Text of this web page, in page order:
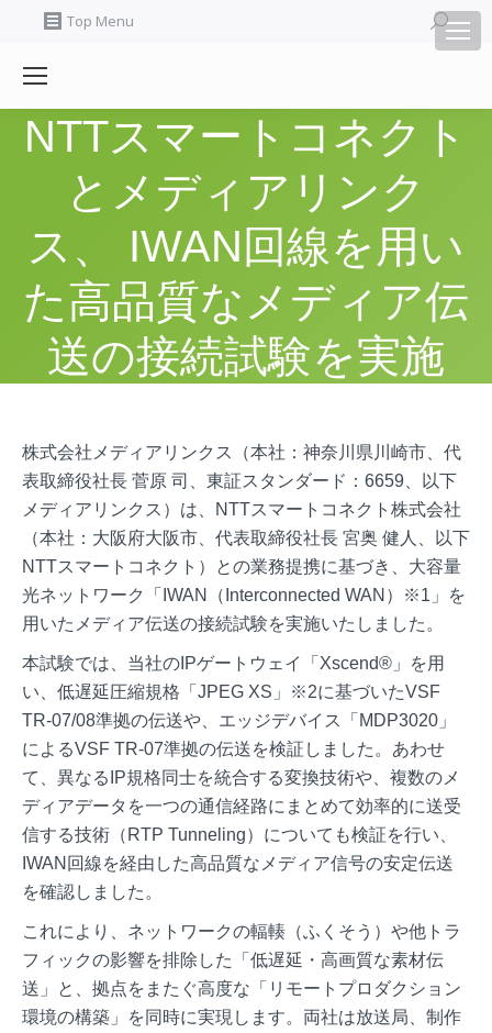
Top Menu Search:
NTTスマートコネクト
とメディアリンク
ス、 IWAN回線を用い
た高品質なメディア伝
送の接続試験を実施
株式会社メディアリンクス（本社：神奈川県川崎市、代
表取締役社長 菅原 司、東証スタンダード：6659、以下
メディアリンクス）は、NTTスマートコネクト株式会社
（本社：大阪府大阪市、代表取締役社長 宮奥 健人、以下
NTTスマートコネクト）との業務提携に基づき、大容量
光ネットワーク「IWAN（Interconnected WAN）※1」を
用いたメディア伝送の接続試験を実施いたしました。
本試験では、当社のIPゲートウェイ「Xscend®」を用
い、低遅延圧縮規格「JPEG XS」※2に基づいたVSF
TR-07/08準拠の伝送や、エッジデバイス「MDP3020」
によるVSF TR-07準拠の伝送を検証しました。あわせ
て、異なるIP規格同士を統合する変換技術や、複数のメ
ディアデータを一つの通信経路にまとめて効率的に送受
信する技術（RTP Tunneling）についても検証を行い、
IWAN回線を経由した高品質なメディア信号の安定伝送
を確認しました。
これにより、ネットワークの輻輳（ふくそう）や他トラ
フィックの影響を排除した「低遅延・高画質な素材伝
送」と、拠点をまたぐ高度な「リモートプロダクション
環境の構築」を同時に実現します。両社は放送局、制作